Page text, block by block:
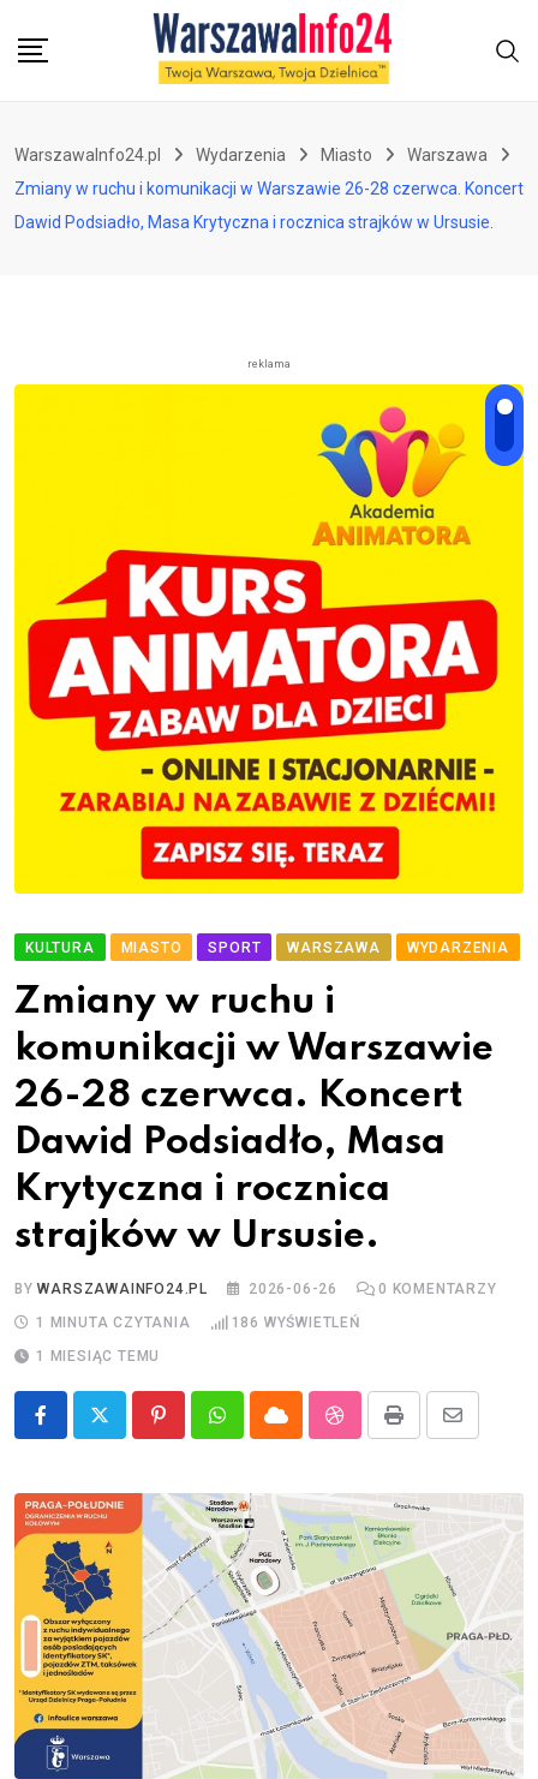
WarszawaInfo24.pl Wydarzenia Miasto
Warszawa
Zmiany w ruchu i komunikacji w Warszawie 26-28 czerwca. Koncert
Dawid Podsiadło, Masa Krytyczna i rocznica strajków w Ursusie.
reklama
KULTURA MIASTO SPORT WARSZAWA WYDARZENIA
Zmiany w ruchu i
komunikacji w Warszawie
26-28 czerwca. Koncert
Dawid Podsiadło, Masa
Krytyczna i rocznica
strajków w Ursusie.
BYWARSZAWAINFO24.PL 2026-06-26 0 KOMENTARZY
1 MINUTA CZYTANIA
186 WYŚWIETLEŃ
1 MIESIĄC TEMU
PinterestWhatsappCloud StumbleUpon
Print
Share
Email